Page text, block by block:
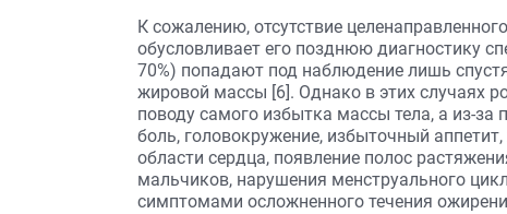
К сожалению, отсутствие
обусловливает его позднюю диагностику
70%) попадают под наблюдение лишь
жировой массы [6]. Однако в этих случаях
поводу самого избытка массы тела, а из-за
боль, головокружение, избыточный
области сердца, появление полос
мальчиков, нарушения менструального
симптомами осложненного течения